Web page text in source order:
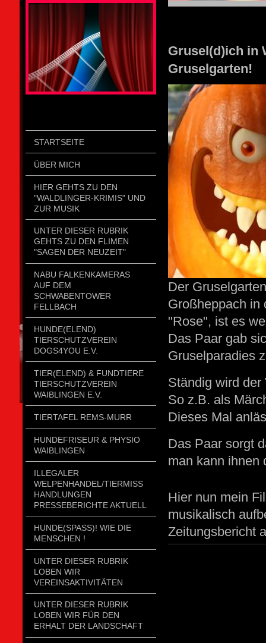
STARTSEITE
ÜBER MICH
HIER GEHTS ZU DEN
"WALDLINGER-KRIMIS" UND
ZUR MUSIK
UNTER DIESER RUBRIK
GEHTS ZU DEN FLIMEN
"SAGEN DER NEUZEIT"
NABU FALKENKAMERAS
AUF DEM
SCHWABENTOWER
FELLBACH
HUNDE(ELEND)
TIERSCHUTZVEREIN
DOGS4YOU E.V.
TIER(ELEND) & FUNDTIERE
TIERSCHUTZVEREIN
WAIBLINGEN E.V.
TIERTAFEL REMS-MURR
HUNDEFRISEUR & PHYSIO
WAIBLINGEN
ILLEGALER
WELPENHANDEL/TIERMISSH
ANDLUNGEN P
RESSEBERICHTE AKTUELL
HUNDE(SPASS)! WIE DIE
MENSCHEN !
UNTER DIESER RUBRIK
LOBEN WIR
VEREINSAKTIVITÄTEN
UNTER DIESER RUBRIK
LOBEN WIR FÜR DEN
ERHALT DER LANDSCHAFT
Grusel(d)ich in
Gruselgarten!
Der
Großheppach in
"Rose", ist es
Das Paar gab
Gruselparadies
Ständig wird
So z.B. als
Dieses Mal
Das Paar sorgt
man kann ihnen
Hier nun mein
musikalisch
Zeitungsbericht